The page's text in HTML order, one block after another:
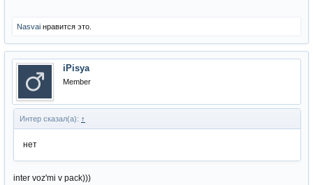
Nasvai нравится это.
iPisya
Member
Интер сказал(а): ↑
нет
inter voz'mi v pack)))